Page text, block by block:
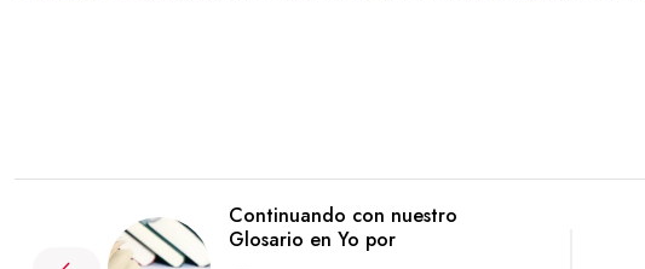
Continuando con nuestro
Glosario en Yo por